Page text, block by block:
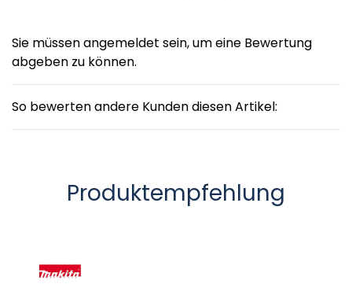
Sie müssen angemeldet sein, um eine Bewertung
abgeben zu können.
So bewerten andere Kunden diesen Artikel:
Produktempfehlung